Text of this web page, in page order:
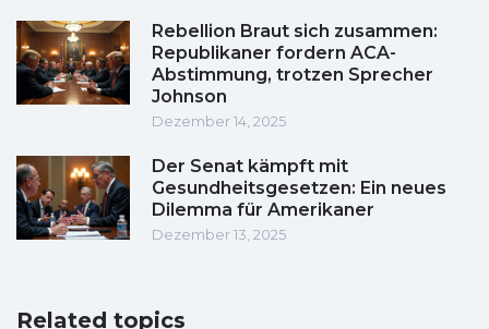
Rebellion Braut sich zusammen:
Republikaner fordern ACA-
Abstimmung, trotzen Sprecher
Johnson
Dezember 14, 2025
Der Senat kämpft mit
Gesundheitsgesetzen: Ein neues
Dilemma für Amerikaner
Dezember 13, 2025
Related topics